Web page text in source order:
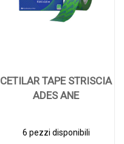
CETILAR TAPE STRISCIA
ADES ANE
6 pezzi disponibili